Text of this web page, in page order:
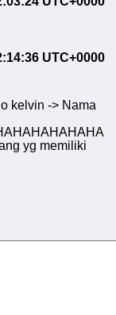
UTC+0000
kelvin -> Nama
yg memiliki